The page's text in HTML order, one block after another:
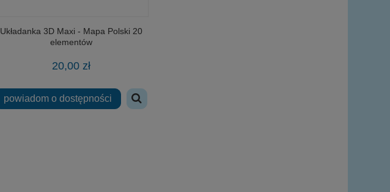
Układanka 3D Maxi - Mapa Polski 20
elementów
20,00 zł
powiadom o dostępności